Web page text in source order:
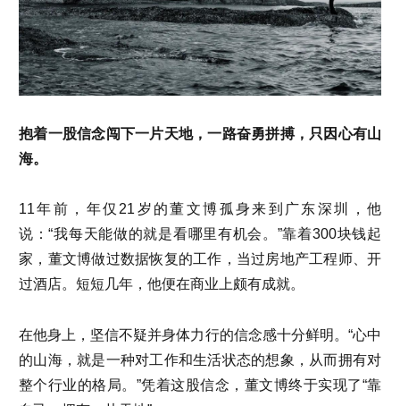
抱着一股信念闯下一片天地，一路奋勇拼搏，只因心有山
海。
11年前，年仅21岁的董文博孤身来到广东深圳，他
说：“我每天能做的就是看哪里有机会。”靠着300块钱起
家，董文博做过数据恢复的工作，当过房地产工程师、开
过酒店。短短几年，他便在商业上颇有成就。
在他身上，坚信不疑并身体力行的信念感十分鲜明。“心中
的山海，就是一种对工作和生活状态的想象，从而拥有对
整个行业的格局。”凭着这股信念，董文博终于实现了“靠